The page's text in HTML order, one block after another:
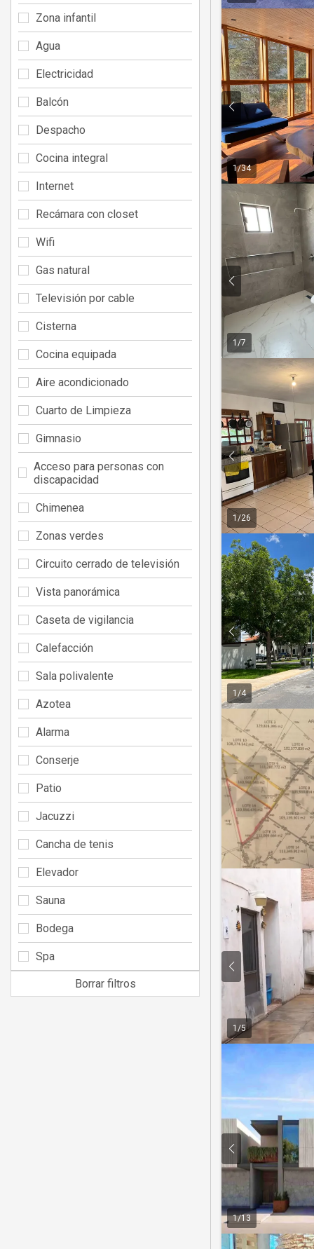
1/34
1 /7
1 /26
1 /4
1 /5
1/13
Zona infantil
Agua
Electricidad
Balcón
Despacho
Cocina integral
Internet
Recámara con closet
Wifi
Gas natural
Televisión por cable
Cisterna
Cocina equipada
Aire acondicionado
Cuarto de Limpieza
Gimnasio
Acceso para personas con
discapacidad
Chimenea
Zonas verdes
Circuito cerrado de televisión
Vista panorámica
Caseta de vigilancia
Calefacción
Sala polivalente
Azotea
Alarma
Conserje
Patio
Jacuzzi
Cancha de tenis
Elevador
Sauna
Bodega
Spa
Borrar filtros